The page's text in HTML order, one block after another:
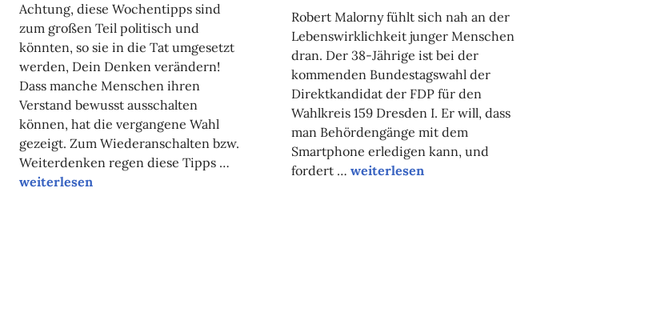
Achtung, diese Wochentipps sind
zum großen Teil politisch und
könnten, so sie in die Tat umgesetzt
werden, Dein Denken verändern!
Dass manche Menschen ihren
Verstand bewusst ausschalten
können, hat die vergangene Wahl
gezeigt. Zum Wiederanschalten bzw.
Weiterdenken regen diese Tipps …
Unsere Tipps der Woche
weiterlesen
Robert Malorny fühlt sich nah an der
Lebenswirklichkeit junger Menschen
dran. Der 38-Jährige ist bei der
kommenden Bundestagswahl der
Direktkandidat der FDP für den
Wahlkreis 159 Dresden I. Er will, dass
man Behördengänge mit dem
Smartphone erledigen kann, und
fordert … Wahlspezial: BAföG für alle
weiterlesen